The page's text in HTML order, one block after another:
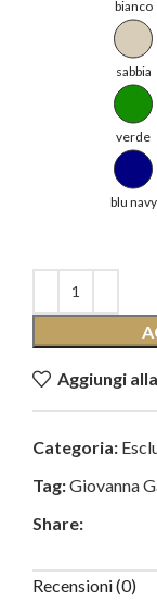
bianco
sabbia
verde
blu navy
Aggiungi
Categoria:
Tag:Giovanna
Share:
Recensioni (0)